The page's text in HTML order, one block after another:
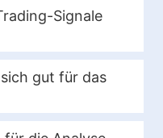
von Karsten
Signale
Signalen richten wir
gut für das
sich folgende